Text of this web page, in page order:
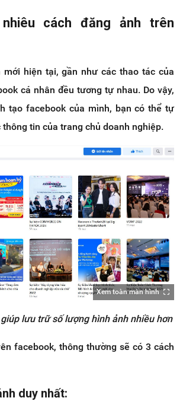
cách đăng ảnh trên
hiện tại, gần như các thao tác của
cá nhân đều tương tự nhau. Do vậy,
tạo facebook của mình, bạn có thể tự
tin của trang chủ doanh nghiệp.
Xem toàn màn hình
lưu trữ số lượng hình ảnh nhiều hơn
facebook, thông thường sẽ có 3 cách
duy nhất: